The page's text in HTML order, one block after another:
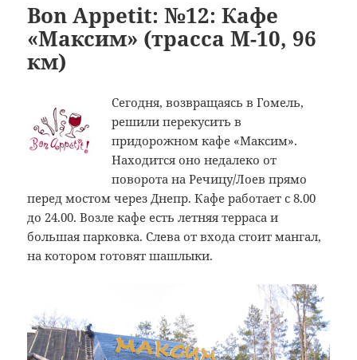
Bon Appetit: №12: Кафе
«Максим» (трасса M-10, 96
км)
Сегодня, возвращаясь в Гомель,
решили перекусить в
придорожном кафе «Максим».
Находится оно недалеко от
поворота на Речицу/Лоев прямо
перед мостом через Днепр. Кафе работает с 8.00
до 24.00. Возле кафе есть летняя терраса и
большая парковка. Слева от входа стоит мангал,
на котором готовят шашлыки.